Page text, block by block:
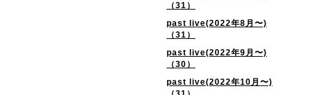
（31）
past live(2022年8月〜)
（31）
past live(2022年9月〜)
（30）
past live(2022年10月〜)